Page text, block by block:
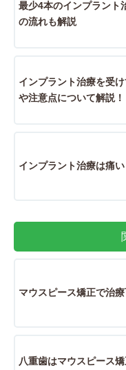
最少4本のインプラント
の流れも解説
インプラント治療を受
や注意点について解説！
インプラント治療は痛
マウスピース矯正で治
八重歯はマウスピース